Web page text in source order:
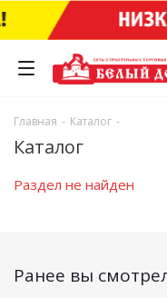
Главная - Каталог -
Каталог
Раздел не найден
Ранее вы